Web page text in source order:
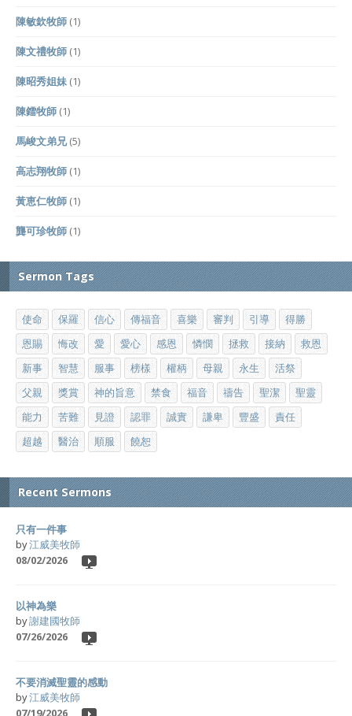
陳敏欽牧師 (1)
陳文禮牧師 (1)
陳昭秀姐妹 (1)
陳鐳牧師 (1)
馬峻文弟兄(5)
高志翔牧師 (1)
黃恵仁牧師 (1)
龔可珍牧師 (1)
Sermon Tags
使命 保羅 信心 傳福音 喜樂 審判 引導
得勝
恩賜
悔改 愛 愛心 感恩 憐憫 拯救 接納
救恩
新事
智慧 服事 榜樣 權柄 母親 永生
活祭
父親
獎賞 神的旨意 禁食 福音 禱告 聖潔
聖靈
能力
苦難 見證 認罪 誠實 謙卑 豐盛
責任
超越
醫治 順服 饒恕
Recent Sermons
只有一件事
by江威美牧師
08/02/2026
以神為樂
by謝建國牧師
07/26/2026
不要消滅聖靈的感動
by江威美牧師
07/19/2026